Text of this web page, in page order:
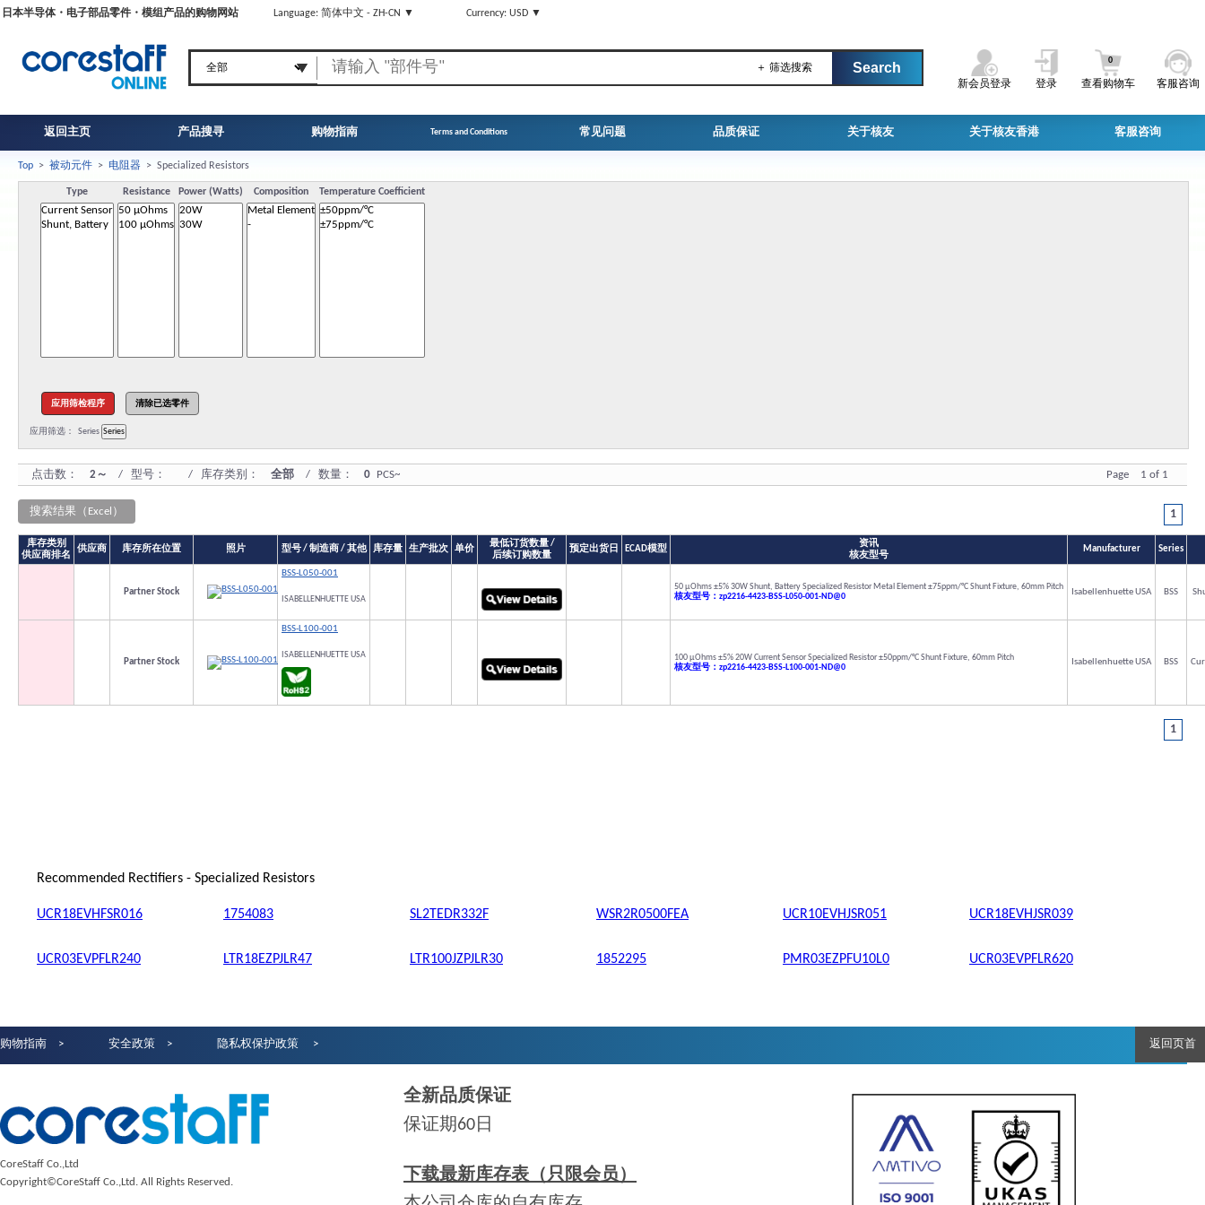
日本半导体・电子部品零件・模组产品的购物网站 Language: 简体中文 - ZH-CN ▼ Currency: USD ▼
＋ 筛选搜索
新会员登录 登录 查看购物车
0
客服咨询
返回主页 产品搜寻 购物指南 Terms and Conditions 常见问题 品质保证 关于核友 关于核友香港 客服咨询
Top > 被动元件 > 电阻器 > Specialized Resistors
Type Resistance Power (Watts) Composition Temperature Coefficient
应用筛选： Series
点击数： 2～ / 型号： / 库存类别： 全部 / 数量： 0 PCS~ Page 1 of 1
搜索结果（Excel） 1
库存类别
供应商排名
供应商 库存所在位置 照片 型号 / 制造商 / 其他 库存量 生产批次 单价
最低订货数量 /
后续订购数量
预定出货日 ECAD模型
资讯
核友型号
Manufacturer Series
Partner Stock
BSS-L050-001
ISABELLENHUETTE USA
50 µOhms ±5% 30W Shunt, Battery Specialized Resistor Metal Element ±75ppm/°C Shunt Fixture, 60mm Pitch
核友型号：zp2216-4423-BSS-L050-001-ND@0
Isabellenhuette USA BSS
Partner Stock
BSS-L100-001
ISABELLENHUETTE USA
100 µOhms ±5% 20W Current Sensor Specialized Resistor ±50ppm/°C Shunt Fixture, 60mm Pitch
核友型号：zp2216-4423-BSS-L100-001-ND@0
Isabellenhuette USA BSS
1
Recommended Rectifiers - Specialized Resistors
UCR18EVHFSR016 1754083 SL2TEDR332F WSR2R0500FEA UCR10EVHJSR051 UCR18EVHJSR039
UCR03EVPFLR240 LTR18EZPJLR47 LTR100JZPJLR30 1852295 PMR03EZPFU10L0 UCR03EVPFLR620
购物指南 安全政策 隐私权保护政策 返回页首
CoreStaff Co.,Ltd
Copyright©CoreStaff Co.,Ltd. All Rights Reserved.
全新品质保证
保证期60日
下载最新库存表（只限会员）